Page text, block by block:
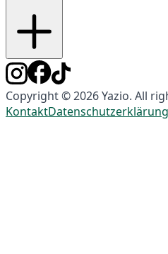
Copyright © 2026 Yazio. All
KontaktDatenschutzerklärung